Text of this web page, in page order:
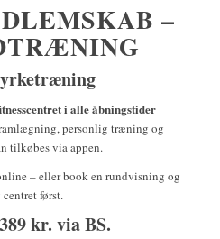
–
i alle åbningstider
personlig træning og
tilkøbes via appen.
– eller book en rundvisning og
først.
kr. via BS.